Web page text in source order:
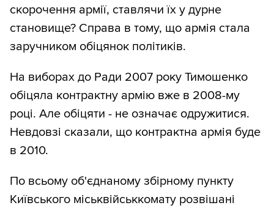
скорочення армії, ставлячи їх у дурне
становище? Справа в тому, що армія стала
заручником обіцянок політиків.
На виборах до Ради 2007 року Тимошенко
обіцяла контрактну армію вже в 2008-му
році. Але обіцяти - не означає одружитися.
Невдовзі сказали, що контрактна армія буде
в 2010.
По всьому об'єднаному збірному пункту
Київського міськвійськкомату розвішані